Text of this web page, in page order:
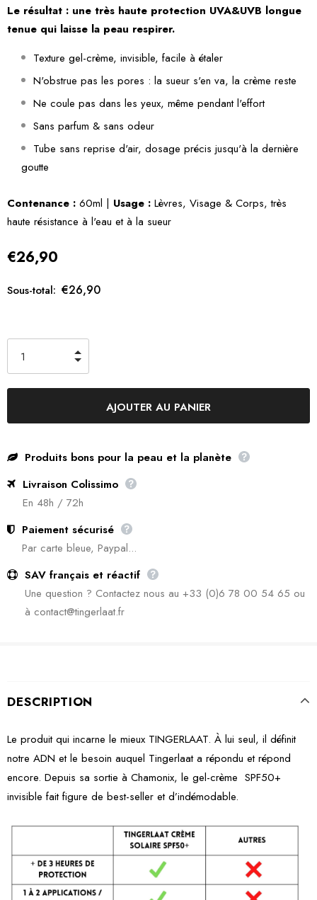
Le résultat : une très haute protection UVA&UVB longue
tenue qui laisse la peau respirer.
Texture gel-crème, invisible, facile à étaler
N'obstrue pas les pores : la sueur s'en va, la crème reste
Ne coule pas dans les yeux, même pendant l'effort
Sans parfum & sans odeur
Tube sans reprise d'air, dosage précis jusqu'à la dernière
goutte
Contenance : 60ml | Usage : Lèvres, Visage & Corps, très
haute résistance à l'eau et à la sueur
€26,90
Sous-total: €26,90
Produits bons pour la peau et la planète
Livraison Colissimo
En 48h / 72h
Paiement sécurisé
Par carte bleue, Paypal...
SAV français et réactif
Une question ? Contactez nous au +33 (0)6 78 00 54 65 ou
à contact@tingerlaat.fr
DESCRIPTION
Le produit qui incarne le mieux TINGERLAAT. À lui seul, il définit
notre ADN et le besoin auquel Tingerlaat a répondu et répond
encore. Depuis sa sortie à Chamonix, le gel-crème SPF50+
invisible fait figure de best-seller et d’indémodable.